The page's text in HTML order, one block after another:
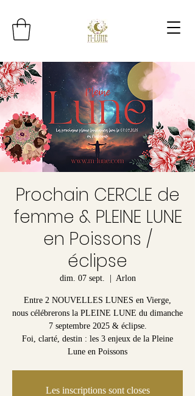
Prochain CERCLE de
femme & PLEINE LUNE
en Poissons /
éclipse
dim. 07 sept.
  |
Arlon
Entre 2 NOUVELLES LUNES en Vierge,
nous célébrerons la PLEINE LUNE du dimanche
7 septembre 2025 & éclipse.
Foi, clarté, destin : les 3 enjeux de la Pleine
Lune en Poissons
Les inscriptions sont closes